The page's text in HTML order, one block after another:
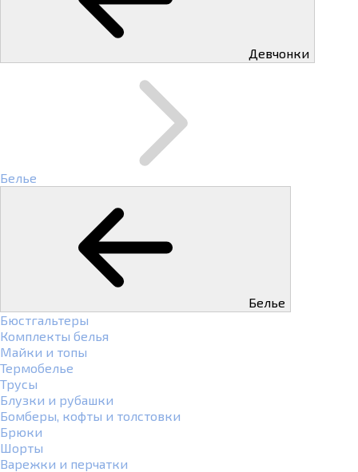
Девчонки
Белье
Белье
Бюстгальтеры
Комплекты белья
Майки и топы
Термобелье
Трусы
Блузки и рубашки
Бомберы, кофты и толстовки
Брюки
Шорты
Варежки и перчатки